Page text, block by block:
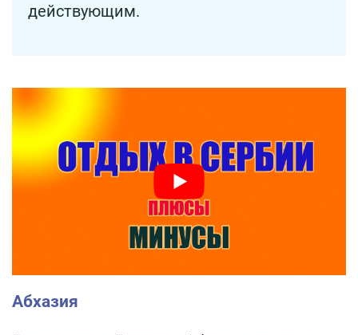
действующим.
Абхазия